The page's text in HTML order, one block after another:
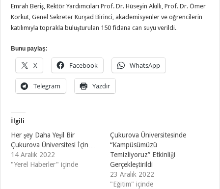
Emrah Beriş, Rektör Yardımcıları Prof. Dr. Hüseyin Akıllı, Prof. Dr. Ömer
Korkut, Genel Sekreter Kürşad Birinci, akademisyenler ve öğrencilerin
katılımıyla toprakla buluşturulan 150 fidana can suyu verildi.
Bunu paylaş:
X Facebook WhatsApp
Telegram Yazdır
İlgili
Her şey Daha Yeşil Bir
Çukurova Üniversitesi İçin…
14 Aralık 2022
"Yerel Haberler" içinde
Çukurova Üniversitesinde
“Kampüsümüzü
Temizliyoruz” Etkinliği
Gerçekleştirildi
23 Aralık 2022
"Eğitim" içinde